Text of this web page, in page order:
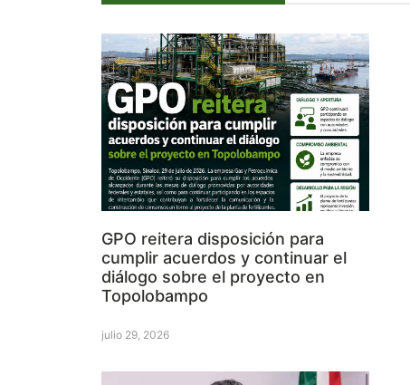
GPO reitera disposición para
cumplir acuerdos y continuar el
diálogo sobre el proyecto en
Topolobampo
julio 29, 2026